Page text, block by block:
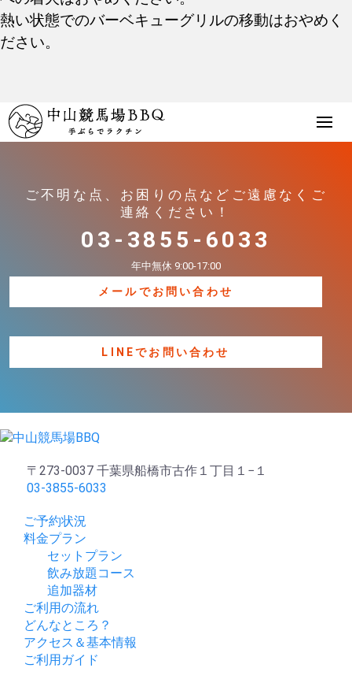
熱い状態でのバーベキューグリルの移動はおやめく
ださい。
ご不明な点、お困りの点などご遠慮なくご
連絡ください！
03-3855-6033
年中無休 9:00-17:00
メールでお問い合わせ
LINEでお問い合わせ
〒273-0037 千葉県船橋市古作１丁目１−１
03-3855-6033
ご予約状況
料金プラン
セットプラン
飲み放題コース
追加器材
ご利用の流れ
どんなところ？
アクセス＆基本情報
ご利用ガイド